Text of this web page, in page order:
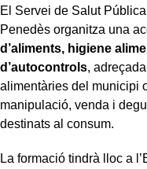
El Servei de Salut
Penedès organitza una
d’aliments, higiene
d’autocontrols,
alimentàries del municipi
manipulació, venda i
destinats al consum.
La formació tindrà lloc a